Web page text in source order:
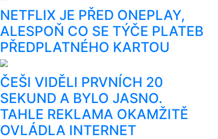
NETFLIX JE PŘED ONEPLAY,
ALESPOŇ CO SE TÝČE PLATEB
PŘEDPLATNÉHO KARTOU
ČEŠI VIDĚLI PRVNÍCH 20
SEKUND A BYLO JASNO.
TAHLE REKLAMA OKAMŽITĚ
OVLÁDLA INTERNET